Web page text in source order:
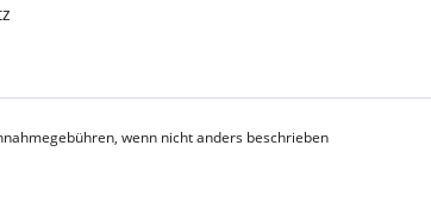
wenn nicht anders beschrieben